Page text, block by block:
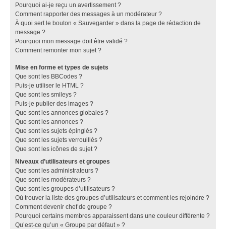
Pourquoi ai-je reçu un avertissement ?
Comment rapporter des messages à un modérateur ?
À quoi sert le bouton « Sauvegarder » dans la page de rédaction de
message ?
Pourquoi mon message doit être validé ?
Comment remonter mon sujet ?
Mise en forme et types de sujets
Que sont les BBCodes ?
Puis-je utiliser le HTML ?
Que sont les smileys ?
Puis-je publier des images ?
Que sont les annonces globales ?
Que sont les annonces ?
Que sont les sujets épinglés ?
Que sont les sujets verrouillés ?
Que sont les icônes de sujet ?
Niveaux d’utilisateurs et groupes
Que sont les administrateurs ?
Que sont les modérateurs ?
Que sont les groupes d’utilisateurs ?
Où trouver la liste des groupes d’utilisateurs et comment les rejoindre ?
Comment devenir chef de groupe ?
Pourquoi certains membres apparaissent dans une couleur différente ?
Qu’est-ce qu’un « Groupe par défaut » ?